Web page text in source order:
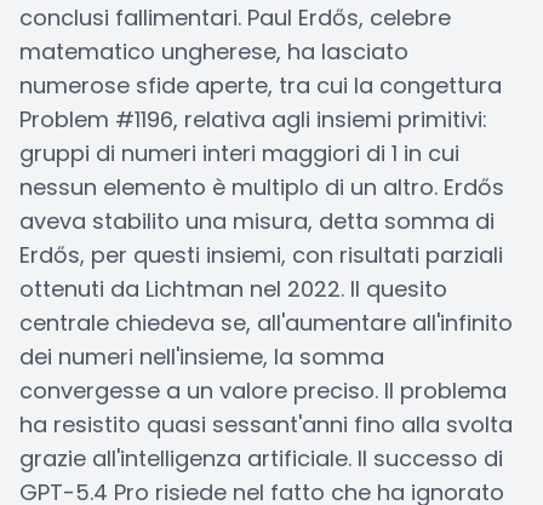
conclusi fallimentari. Paul Erdős, celebre
matematico ungherese, ha lasciato
numerose sfide aperte, tra cui la congettura
Problem #1196, relativa agli insiemi primitivi:
gruppi di numeri interi maggiori di 1 in cui
nessun elemento è multiplo di un altro. Erdős
aveva stabilito una misura, detta somma di
Erdős, per questi insiemi, con risultati parziali
ottenuti da Lichtman nel 2022. Il quesito
centrale chiedeva se, all'aumentare all'infinito
dei numeri nell'insieme, la somma
convergesse a un valore preciso. Il problema
ha resistito quasi sessant'anni fino alla svolta
grazie all'intelligenza artificiale. Il successo di
GPT-5.4 Pro risiede nel fatto che ha ignorato